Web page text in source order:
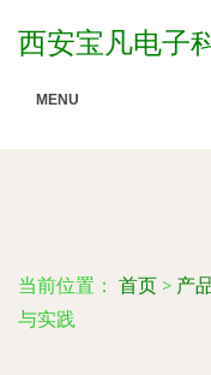
西安宝凡电子
MENU
当前位置： 首页 > 产
与实践